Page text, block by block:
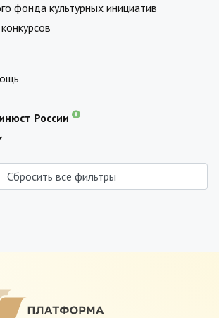
фонда культурных инициатив
России
Сбросить все фильтры